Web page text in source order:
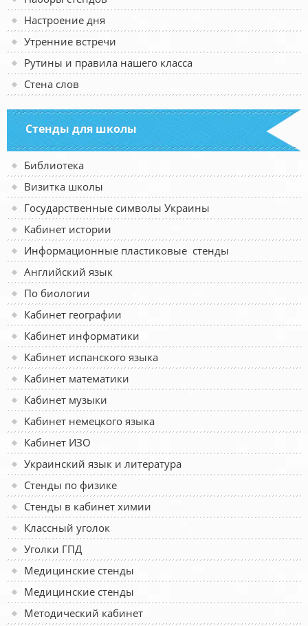
Настроение дня
Утренние встречи
Рутины и правила нашего класса
Стена слов
Стенды для школы
Библиотека
Визитка школы
Государственные символы Украины
Кабинет истории
Информационные пластиковые стенды
Английский язык
По биологии
Кабинет географии
Кабинет информатики
Кабинет испанского языка
Кабинет математики
Кабинет музыки
Кабинет немецкого языка
Кабинет ИЗО
Украинский язык и литература
Стенды по физике
Стенды в кабинет химии
Классный уголок
Уголки ГПД
Медицинские стенды
Медицинские стенды
Методический кабинет